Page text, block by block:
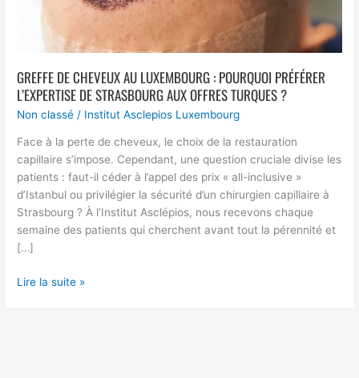
GREFFE DE CHEVEUX AU LUXEMBOURG : POURQUOI PRÉFÉRER
L’EXPERTISE DE STRASBOURG AUX OFFRES TURQUES ?
Non classé / Institut Asclepios Luxembourg
Face à la perte de cheveux, le choix de la restauration
capillaire s’impose. Cependant, une question cruciale divise les
patients : faut-il céder à l’appel des prix « all-inclusive »
d’Istanbul ou privilégier la sécurité d’un chirurgien capillaire à
Strasbourg ? À l’Institut Asclépios, nous recevons chaque
semaine des patients qui cherchent avant tout la pérennité et
[…]
offres
turques
?
Lire la suite »